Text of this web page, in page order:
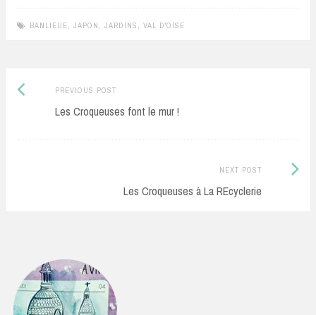
BANLIEUE, JAPON , JARDINS , VAL D'OISE
Post
navigation
PREVIOUS POSTPrevious
post:
Les Croqueuses font le mur !
NEXT POST
Les Croqueuses à La REcyclerie
Next